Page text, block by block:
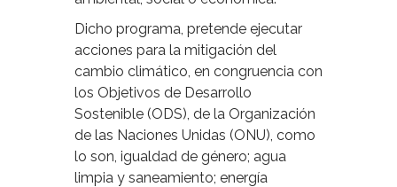
Dicho programa, pretende ejecutar
acciones para la mitigación del
cambio climático, en congruencia con
los Objetivos de Desarrollo
Sostenible (ODS), de la Organización
de las Naciones Unidas (ONU), como
lo son, igualdad de género; agua
limpia y saneamiento; energía